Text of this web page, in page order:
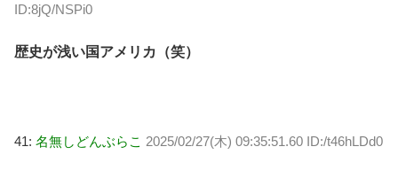
ID:8jQ/NSPi0
歴史が浅い国アメリカ（笑）
41: 名無しどんぶらこ 2025/02/27(木) 09:35:51.60 ID:/t46hLDd0